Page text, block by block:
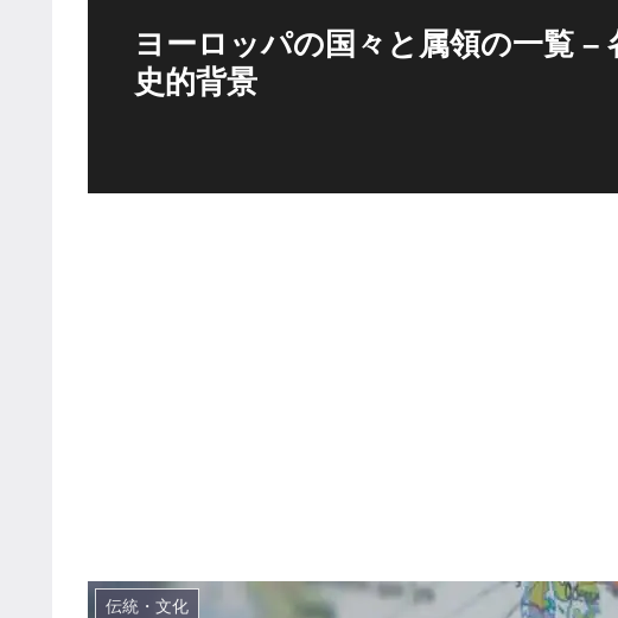
ヨーロッパの国々と属領の一覧 –
史的背景
伝統・文化